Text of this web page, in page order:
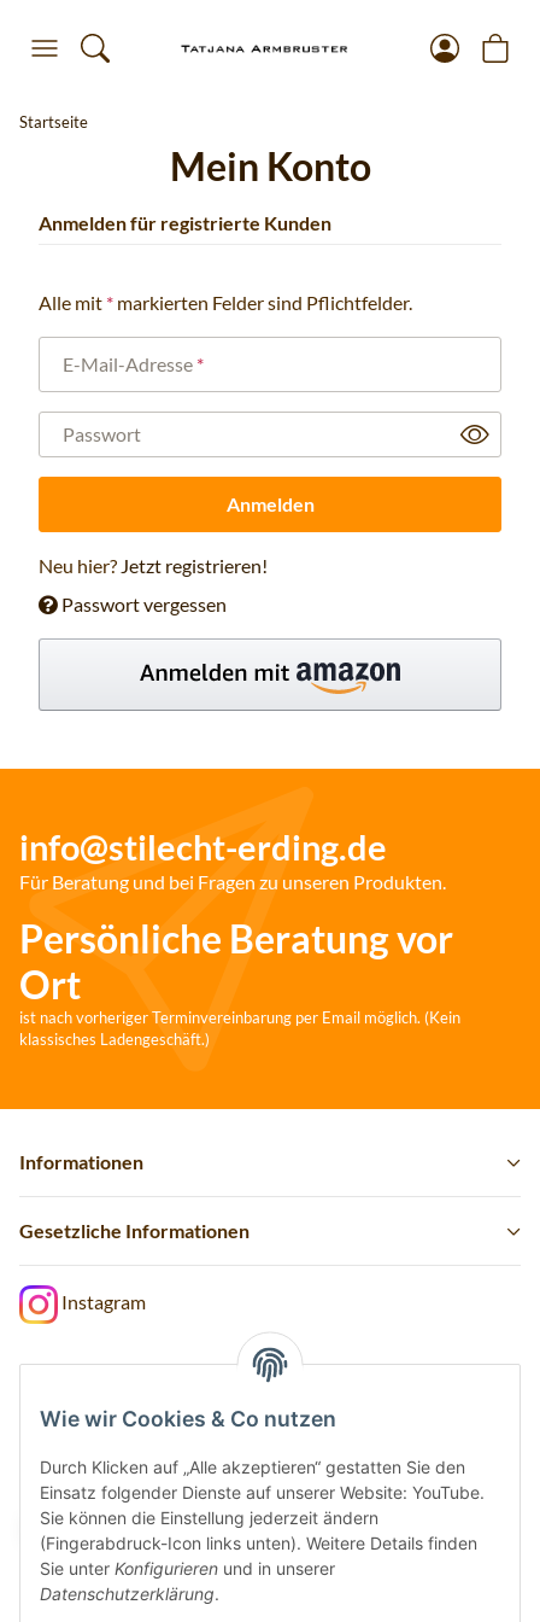
Wie wir Cookies & Co nutzen
Durch Klicken auf „Alle akzeptieren“ gestatten Sie den
Einsatz folgender Dienste auf unserer Website: YouTube.
Sie können die Einstellung jederzeit ändern
(Fingerabdruck-Icon links unten). Weitere Details finden
Sie unter Konfigurieren und in unserer
Datenschutzerklärung.
Startseite
Mein Konto
Anmelden für registrierte Kunden
Alle mit * markierten Felder sind Pflichtfelder.
E-Mail-Adresse
Passwort
Anmelden
Neu hier? Jetzt registrieren!
Passwort vergessen
info@stilecht-erding.de
Für Beratung und bei Fragen zu unseren Produkten.
Persönliche Beratung vor
Ort
ist nach vorheriger Terminvereinbarung per Email möglich. (Kein
klassisches Ladengeschäft.)
Informationen
Gesetzliche Informationen
Instagram
Vertrag widerrufen
Sicher bezahlen via:
Wir versenden via: